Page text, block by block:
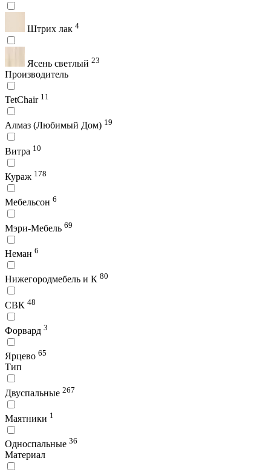
Штрих лак 4
Ясень светлый 23
Производитель
TetChair 11
Алмаз (Любимый Дом) 19
Витра 10
Кураж 178
Мебельсон 6
Мэри-Мебель 69
Неман 6
Нижегородмебель и К 80
СВК 48
Форвард 3
Ярцево 65
Тип
Двуспальные 267
Маятники 1
Односпальные 36
Материал